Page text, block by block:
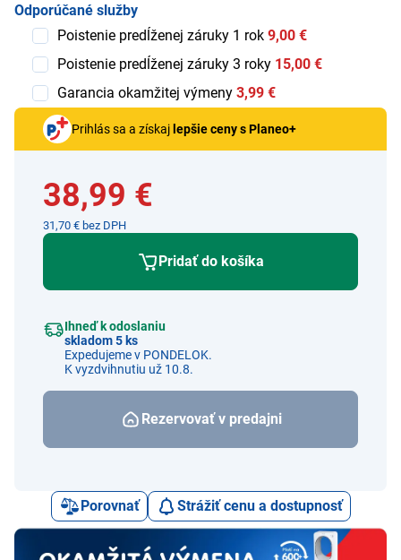
Odporúčané služby
Poistenie predĺženej záruky 1 rok 9,00 €
Poistenie predĺženej záruky 3 roky 15,00 €
Garancia okamžitej výmeny 3,99 €
Prihlás sa a získaj lepšie ceny s Planeo+
38,99 €
31,70 € bez DPH
Pridať do košíka
Ihneď k odoslaniu
skladom 5 ks
Expedujeme v PONDELOK.
K vyzdvihnutiu už 10.8.
Rezervovať v predajni
Porovnať Strážiť cenu a dostupnosť